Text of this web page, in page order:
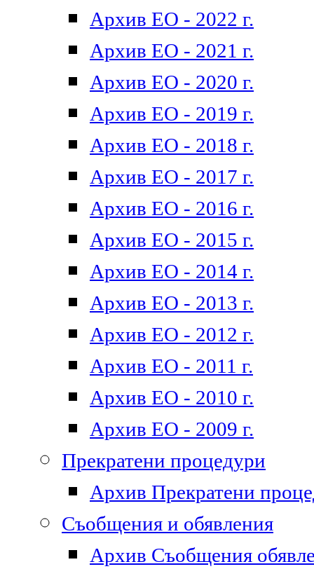
Архив ЕО - 2022 г.
Архив ЕО - 2021 г.
Архив ЕО - 2020 г.
Архив ЕО - 2019 г.
Архив ЕО - 2018 г.
Архив ЕО - 2017 г.
Архив ЕО - 2016 г.
Архив ЕО - 2015 г.
Архив ЕО - 2014 г.
Архив ЕО - 2013 г.
Архив ЕО - 2012 г.
Архив ЕО - 2011 г.
Архив ЕО - 2010 г.
Архив ЕО - 2009 г.
Прекратени процедури
Архив Прекратени
Съобщения и обявления
Архив Съобщения